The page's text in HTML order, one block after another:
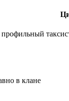
в клане